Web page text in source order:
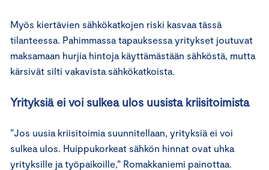
Myös kiertävien sähkökatkojen riski kasvaa tässä
tilanteessa. Pahimmassa tapauksessa yritykset joutuvat
maksamaan hurjia hintoja käyttämästään sähköstä, mutta
kärsivät silti vakavista sähkökatkoista.
Yrityksiä ei voi sulkea ulos uusista kriisitoimista
”Jos uusia kriisitoimia suunnitellaan, yrityksiä ei voi
sulkea ulos. Huippukorkeat sähkön hinnat ovat uhka
yrityksille ja työpaikoille,” Romakkaniemi painottaa.